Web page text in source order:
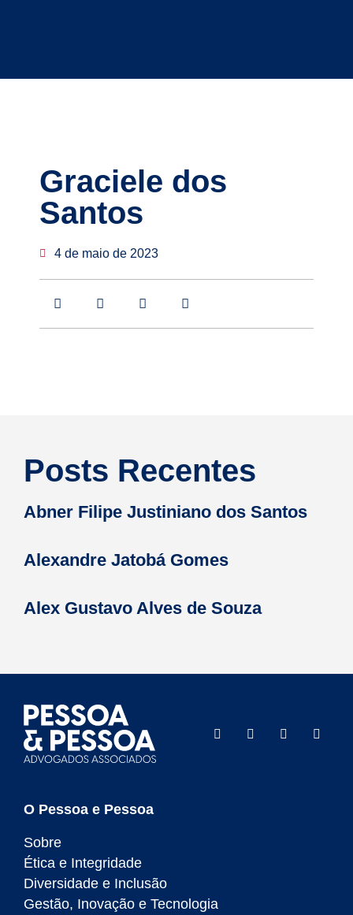
Graciele dos
Santos
4 de maio de 2023
Posts Recentes
Abner Filipe Justiniano dos Santos
Alexandre Jatobá Gomes
Alex Gustavo Alves de Souza
O Pessoa e Pessoa
Sobre
Ética e Integridade
Diversidade e Inclusão
Gestão, Inovação e Tecnologia